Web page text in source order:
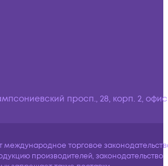
просп., 28, корп. 2,
торговое
производителей, законодательство